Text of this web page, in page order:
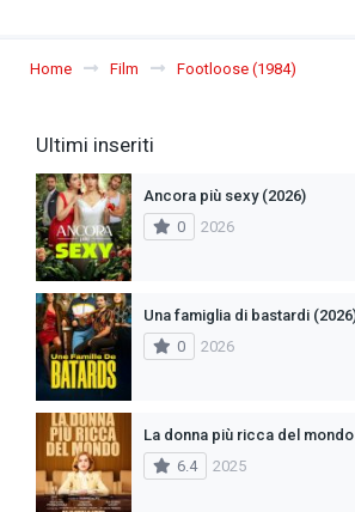
Home Film Footloose (1984)
Ultimi inseriti
Ancora più sexy (2026)
0
2026
Una famiglia di bastardi
0
2026
La donna più ricca del
6.4
2025